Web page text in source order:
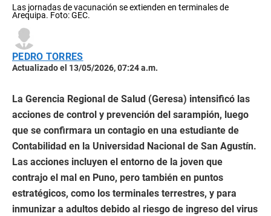
Las jornadas de vacunación se extienden en terminales de
Arequipa. Foto: GEC.
PEDRO TORRES
Actualizado el 13/05/2026, 07:24 a.m.
La Gerencia Regional de Salud (Geresa) intensificó las
acciones de control y prevención del sarampión, luego
que se confirmara un contagio en una estudiante de
Contabilidad en la Universidad Nacional de San Agustín.
Las acciones incluyen el entorno de la joven que
contrajo el mal en Puno, pero también en puntos
estratégicos, como los terminales terrestres, y para
inmunizar a adultos debido al riesgo de ingreso del virus